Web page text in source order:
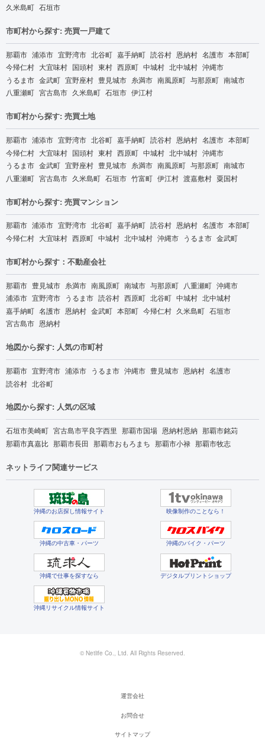
久米島町 石垣市
市町村から探す: 売買一戸建て
那覇市 浦添市 宜野湾市 北谷町 嘉手納町 読谷村 恩納村 名護市 本部町
今帰仁村 大宜味村 国頭村 東村 西原町 中城村 北中城村 沖縄市
うるま市 金武町 宜野座村 豊見城市 糸満市 南風原町 与那原町 南城市
八重瀬町 宮古島市 久米島町 石垣市 伊江村
市町村から探す: 売買土地
那覇市 浦添市 宜野湾市 北谷町 嘉手納町 読谷村 恩納村 名護市 本部町
今帰仁村 大宜味村 国頭村 東村 西原町 中城村 北中城村 沖縄市
うるま市 金武町 宜野座村 豊見城市 糸満市 南風原町 与那原町 南城市
八重瀬町 宮古島市 久米島町 石垣市 竹富町 伊江村 渡嘉敷村 粟国村
市町村から探す: 売買マンション
那覇市 浦添市 宜野湾市 北谷町 嘉手納町 読谷村 恩納村 名護市 本部町
今帰仁村 大宜味村 西原町 中城村 北中城村 沖縄市 うるま市 金武町
市町村から探す：不動産会社
那覇市 豊見城市 糸満市 南風原町 南城市 与那原町 八重瀬町 沖縄市
浦添市 宜野湾市 うるま市 読谷村 西原町 北谷町 中城村 北中城村
嘉手納町 名護市 恩納村 金武町 本部町 今帰仁村 久米島町 石垣市
宮古島市 恩納村
地図から探す: 人気の市町村
那覇市 宜野湾市 浦添市 うるま市 沖縄市 豊見城市 恩納村 名護市
読谷村 北谷町
地図から探す: 人気の区域
石垣市美崎町 宮古島市平良字西里 那覇市国場 恩納村恩納 那覇市銘苅
那覇市真嘉比 那覇市長田 那覇市おもろまち 那覇市小禄 那覇市牧志
ネットライフ関連サービス
沖縄のお店探し情報サイト 映像制作のことなら！
沖縄の中古車・パーツ 沖縄のバイク・パーツ
沖縄で仕事を探すなら デジタルプリントショップ
沖縄リサイクル情報サイト
© Netlife Co., Ltd. All Rights Reserved.
運営会社
お問合せ
サイトマップ